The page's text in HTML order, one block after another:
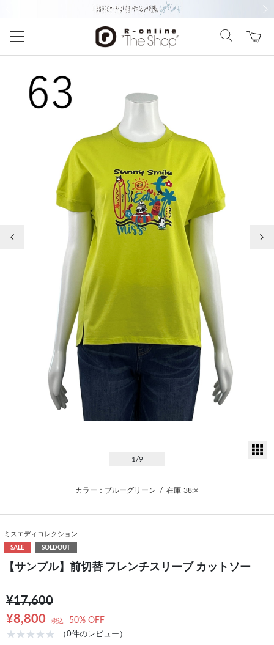
1 /9
カラー：ブルーグリーン / 在庫 38:×
ミスエディコレクション
SALE SOLDOUT
【サンプル】前切替 フレンチスリーブ カットソー
¥17,600
¥8,800
税込 50% OFF
（0件のレビュー）